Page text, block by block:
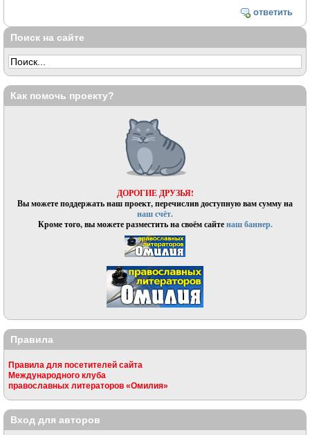
ответить
Поиск на сайте
Как помочь проекту?
ДОРОГИЕ ДРУЗЬЯ!
Вы можете поддержать наш проект, перечислив доступную вам сумму на
наш счёт.
Кроме того, вы можете разместить на своём сайтенаш баннер.
Правила
Правила для посетителей сайта
Международного клуба
православных литераторов «Омилия»
Вход для авторов